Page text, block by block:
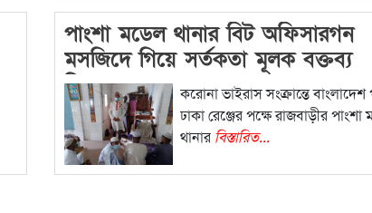
পাংশা মডেল থানার বিট অফিসারগন
মসজিদে গিয়ে সর্তকতা মূলক বক্তব্য
দিচ্ছেন
করোনা ভাইরাস সংক্রান্তে
ঢাকা রেঞ্জের পক্ষে রাজবাড়ীর পাংশা
থানার বিস্তারিত...